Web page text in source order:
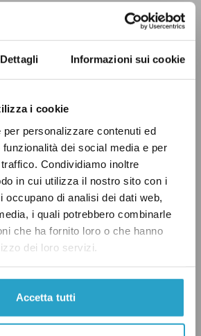
Dettagli Informazioni sui cookie
i cookie
personalizzare contenuti ed
dei social media e per
Condividiamo inoltre
in cui utilizza il nostro sito con i
occupano di analisi dei dati web,
i quali potrebbero combinarle
che ha fornito loro o che hanno
dei loro servizi.
Accetta tutti
aveva partecipatoalle
45,4 per cento degli aventi
scesa al 43 per
42,6 per cento nel 2014.
cento.
alle prossime elezionisaranno
parlamentari europei, di cui
I cittadini dei Paesi Bassi
andare al voto, giovedì 6
giorno dopo da quelli